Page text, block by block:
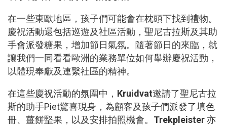
在一些東歐地區，孩子們可能會在枕頭下找到禮物。
慶祝活動還包括巡遊及社區活動，聖尼古拉斯及其助
手會派發糖果，增加節日氣氛。隨著節日的來臨，就
讓我們一同看看歐洲的業務單位如何舉辦慶祝活動，
以體現奉獻及連繫社區的精神。
在這些慶祝活動的氛圍中， Kruidvat邀請了聖尼古拉
斯的助手Piet驚喜現身，為顧客及孩子們派發了填色
冊、薑餅堅果，以及安排拍照機會。 Trekpleister亦